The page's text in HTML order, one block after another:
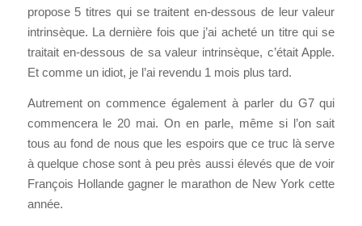
propose 5 titres qui se traitent en-dessous de leur valeur
intrinsèque. La dernière fois que j’ai acheté un titre qui se
traitait en-dessous de sa valeur intrinsèque, c’était Apple.
Et comme un idiot, je l’ai revendu 1 mois plus tard.
Autrement on commence également à parler du G7 qui
commencera le 20 mai. On en parle, même si l’on sait
tous au fond de nous que les espoirs que ce truc là serve
à quelque chose sont à peu près aussi élevés que de voir
François Hollande gagner le marathon de New York cette
année.